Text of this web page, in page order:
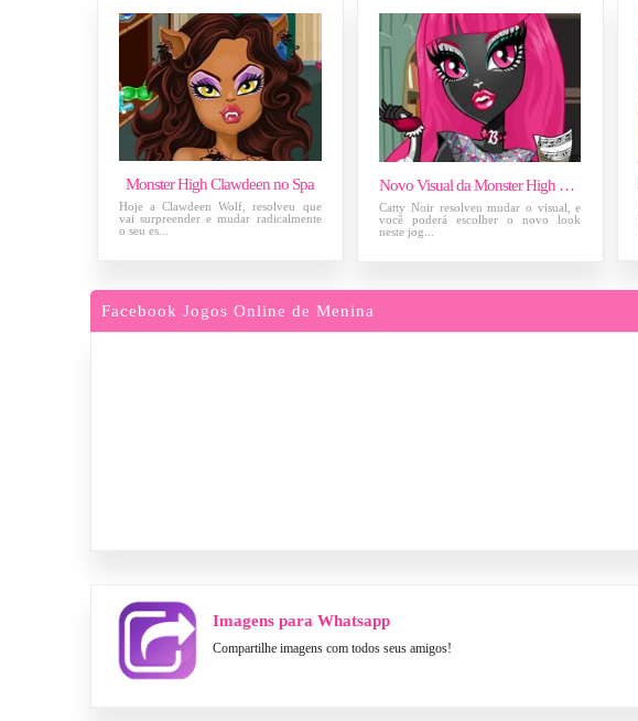
Monster High Clawdeen no Spa
Hoje a Clawdeen Wolf, resolveu que
vai surpreender e mudar radicalmente
o seu es...
Novo Visual da Monster High Catty
Catty Noir resolveu mudar o visual, e
você poderá escolher o novo look
neste jog...
Facebook Jogos Online de Menina
Imagens para Whatsapp
Compartilhe imagens com todos seus amigos!